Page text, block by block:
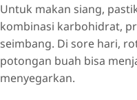
Untuk makan siang,
kombinasi karbohidrat,
seimbang. Di sore hari,
potongan buah bisa
menyegarkan.